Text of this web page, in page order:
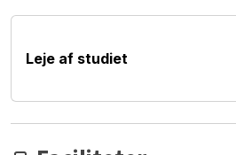
Leje af studiet